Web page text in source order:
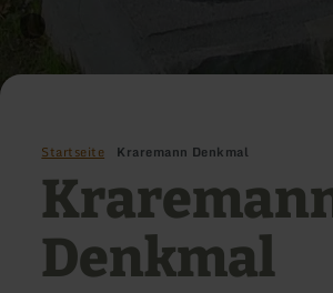
Startseite Kraremann Denkmal
Denkmal